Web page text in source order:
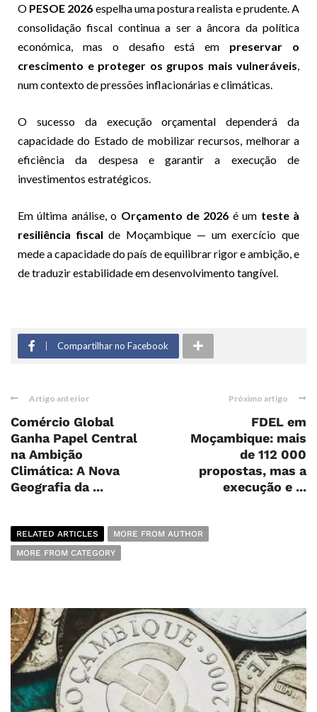
O PESOE 2026 espelha uma postura realista e prudente. A
consolidação fiscal continua a ser a âncora da política
económica, mas o desafio está em preservar o
crescimento e proteger os grupos mais vulneráveis,
num contexto de pressões inflacionárias e climáticas.
O sucesso da execução orçamental dependerá da
capacidade do Estado de mobilizar recursos, melhorar a
eficiência da despesa e garantir a execução de
investimentos estratégicos.
Em última análise, o Orçamento de 2026 é um teste à
resiliência fiscal de Moçambique — um exercício que
mede a capacidade do país de equilibrar rigor e ambição, e
de traduzir estabilidade em desenvolvimento tangível.
Compartilhar no Facebook
Artigo anterior
Comércio Global
Ganha Papel Central
na Ambição
Climática: A Nova
Geografia da ...
Próximo artigo
FDEL em
Moçambique: mais
de 112 000
propostas, mas a
execução e ...
RELATED ARTICLES
MORE FROM AUTHOR
MORE FROM CATEGORY